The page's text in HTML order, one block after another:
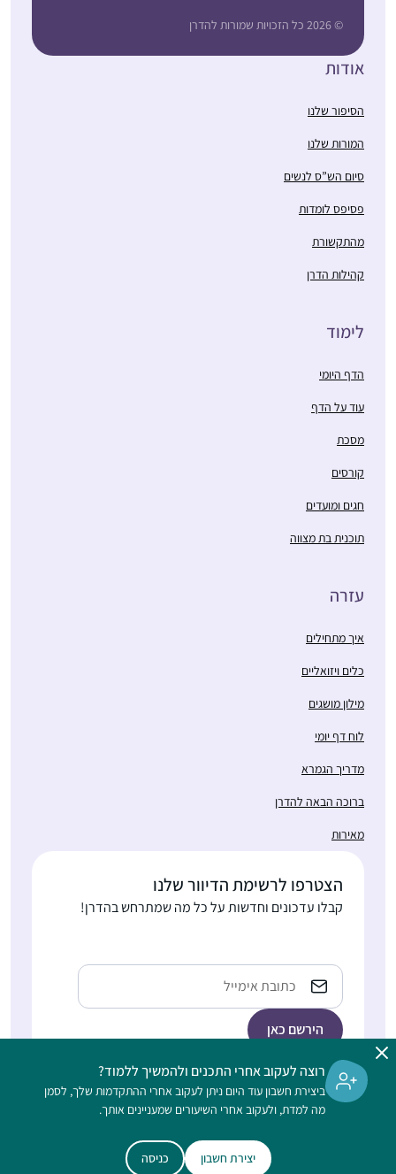
© 2026 כל הזכויות שמורות להדרן
אודות
הסיפור שלנו
המורות שלנו
סיום הש”ס לנשים
פסיפס לומדות
מהתקשורת
קהילות הדרן
לימוד
הדף היומי
עוד על הדף
מסכת
קורסים
חגים ומועדים
תוכנית בת מצווה
עזרה
איך מתחילים
כלים ויזואליים
מילון מושגים
לוח דף יומי
מדריך הגמרא
ברוכה הבאה להדרן
מאירות
הצטרפו לרשימת הדיוור שלנו
קבלו עדכונים וחדשות על כל מה שמתרחש בהדרן!
Email
הלימוד בהדרן הוא דיגיטלי, ללא תשלום, מתאים גם למתחילות, ונפתח
לנשים וגברים כאחד
רוצה לעקוב אחרי התכנים ולהמשיך ללמוד?
ביצירת חשבון עוד היום ניתן לעקוב אחרי ההתקדמות שלך, לסמן
מה למדת, ולעקוב אחרי השיעורים שמעניינים אותך.
יצירת חשבון כניסה